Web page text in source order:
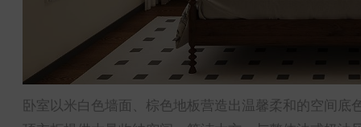
卧室以米白色墙面、棕色地板营造出温馨柔和的空间